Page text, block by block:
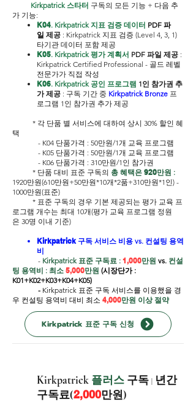
Kirkpatrick 스타터 구독의 모든 기능 + 다음 추
가 기능:
K04. Kirkpatrick 지표 검증 데이터 PDF 파
일 제공 : Kirkpatrick 지표 검증 (Level 4, 3, 1)
타기관 데이터 포함 제공
K05. Kirkpatrick 평가 계획서 PDF 파일 제공 :
Kirkpatrick Certified Professional - 골드 레벨
전문가가 직접 작성
K06. Kirkpatrick 공인 프로그램 1인 참가권 추
가 제공 : 구독 기간 중 Kirkpatrick Bronze 프
로그램 1인 참가권 추가 제공
* 각 단품 별 서비스에 대하여 상시 30% 할인 혜
택
- K04 단품가격 : 50만원/1개 교육 프로그램
- K05 단품가격 : 50만원/1개 교육 프로그램
- K06 단품가격 : 310만원/1인 참가권
* 단품 대비 표준 구독의 총 혜택은 920만원 :
1920만원(610만원+50만원*10개*2품+310만원*1인) -
1000만원(표준)
* 표준 구독의 경우 기본 제공되는 평가 교육 프
로그램 개수는 최대 10개(평가 교육 프로그램 정원
은 30명 이내 기준)
Kirkpatrick 구독 서비스 비용 vs. 컨설팅 용역
비
- Kirkpatrick 표준 구독료 : 1,000만원 vs. 컨설
팅 용역비 : 최소 5,000만원 (시장단가 :
K01+K02+K03+K04+K05)
- Kirkpatrick 표준 구독 서비스를 이용했을 경
우 컨설팅 용역비 대비 최소 4,000만원 이상 절약
2 Kirkpatrick 표준 구독 신청
Kirkpatrick 플러스 구독 년간
구독료(2,000만원)